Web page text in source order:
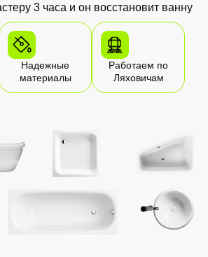
3 часа и он восстановит ванну
Надежные
материалы
Работаем по
Ляховичам